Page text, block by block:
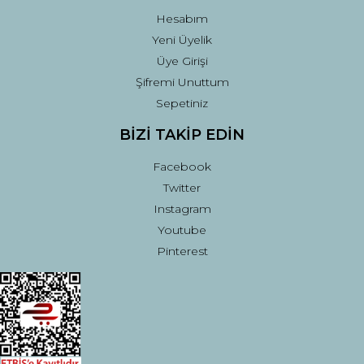
Hesabım
Yeni Üyelik
Üye Girişi
Şifremi Unuttum
Sepetiniz
BİZİ TAKİP EDİN
Facebook
Twitter
Instagram
Youtube
Pinterest